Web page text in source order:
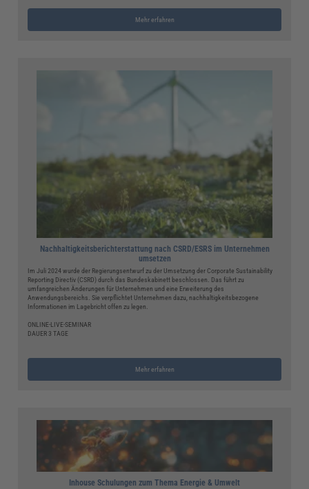
Mehr erfahren
Nachhaltigkeitsberichterstattung nach CSRD/ESRS im Unternehmen
umsetzen
Im Juli 2024 wurde der Regierungsentwurf zu der Umsetzung der Corporate Sustainability
Reporting Directiv (CSRD) durch das Bundeskabinett beschlossen. Das führt zu
umfangreichen Änderungen für Unternehmen und eine Erweiterung des
Anwendungsbereichs. Sie verpflichtet Unternehmen dazu, nachhaltigkeitsbezogene
Informationen im Lagebricht offen zu legen.
ONLINE-LIVE-SEMINAR
DAUER 3 TAGE
Mehr erfahren
Inhouse Schulungen zum Thema Energie & Umwelt